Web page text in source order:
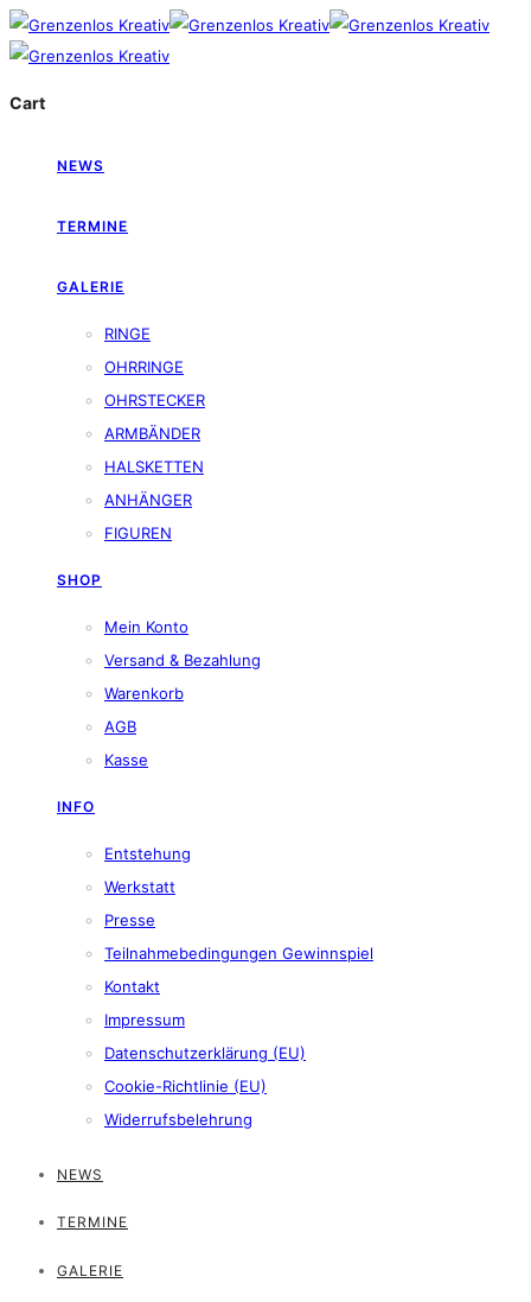
Cart
NEWS
TERMINE
GALERIE
RINGE
OHRRINGE
OHRSTECKER
ARMBÄNDER
HALSKETTEN
ANHÄNGER
FIGUREN
SHOP
Mein Konto
Versand & Bezahlung
Warenkorb
AGB
Kasse
INFO
Entstehung
Werkstatt
Presse
Teilnahmebedingungen Gewinnspiel
Kontakt
Impressum
Datenschutzerklärung (EU)
Cookie-Richtlinie (EU)
Widerrufsbelehrung
NEWS
TERMINE
GALERIE